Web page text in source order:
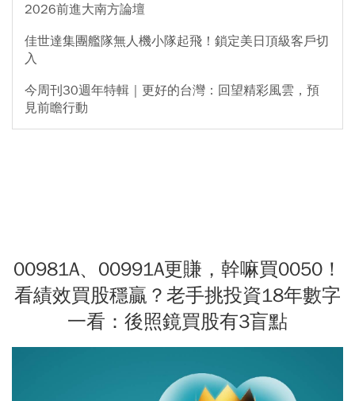
2026前進大南方論壇
佳世達集團艦隊無人機小隊起飛！鎖定美日頂級客戶切
入
今周刊30週年特輯｜更好的台灣：回望精彩風雲，預
見前瞻行動
00981A、00991A更賺，幹嘛買0050！
看績效買股穩贏？老手挑投資18年數字
一看：後照鏡買股有3盲點